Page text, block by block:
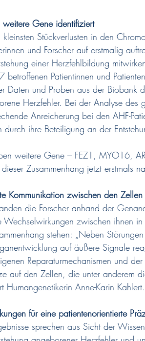
weitere Gene identifiziert
Stückverlusten in den
und Forscher auf erstmalig
einer Herzfehlbildung
betroffenen Patientinnen und
Daten und Proben aus der Biobank
Herzfehler. Bei der Analyse
Anreicherung bei den AHF-
durch ihre Beteiligung an der
weitere Gene – FEZ1, MYO16,
Zusammenhang jetzt erstmals
Kommunikation zwischen den Zellen
die Forscher anhand der
Wechselwirkungen zwischen ihnen
stehen: „Neben
auf äußere Signale
Reparaturmechanismen und
auf den Zellen, die unter anderem
Humangenetikerin Anne-Karin Kahlert.
für eine patientenorientierte
sprechen aus Sicht der